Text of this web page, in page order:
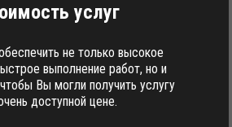
услуг
не только высокое
выполнение работ, но и
Вы могли получить услугу
доступной цене.